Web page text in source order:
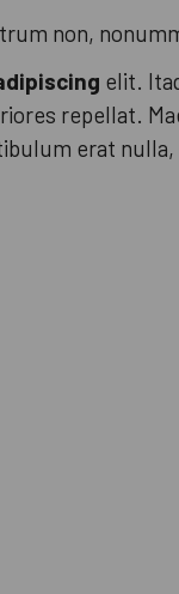
non,
elit.
repellat.
erat